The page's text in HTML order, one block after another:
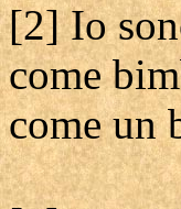
[2] Io
come
come un